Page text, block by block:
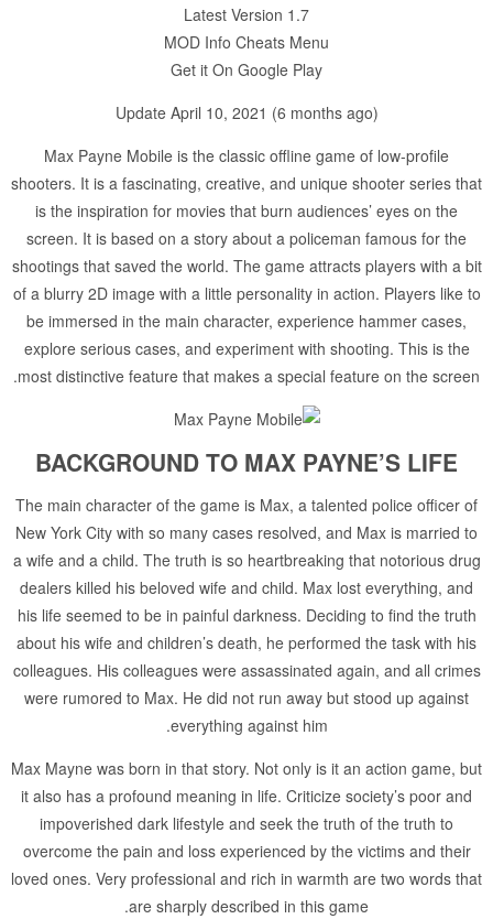
Latest Version 1.7
MOD Info Cheats Menu
Get it On Google Play
Update April 10, 2021 (6 months ago)
Max Payne Mobile is the classic offline game of low-profile
shooters. It is a fascinating, creative, and unique shooter series that
is the inspiration for movies that burn audiences’ eyes on the
screen. It is based on a story about a policeman famous for the
shootings that saved the world. The game attracts players with a bit
of a blurry 2D image with a little personality in action. Players like to
be immersed in the main character, experience hammer cases,
explore serious cases, and experiment with shooting. This is the
most distinctive feature that makes a special feature on the screen.
BACKGROUND TO MAX PAYNE’S LIFE
The main character of the game is Max, a talented police officer of
New York City with so many cases resolved, and Max is married to
a wife and a child. The truth is so heartbreaking that notorious drug
dealers killed his beloved wife and child. Max lost everything, and
his life seemed to be in painful darkness. Deciding to find the truth
about his wife and children’s death, he performed the task with his
colleagues. His colleagues were assassinated again, and all crimes
were rumored to Max. He did not run away but stood up against
everything against him.
Max Mayne was born in that story. Not only is it an action game, but
it also has a profound meaning in life. Criticize society’s poor and
impoverished dark lifestyle and seek the truth of the truth to
overcome the pain and loss experienced by the victims and their
loved ones. Very professional and rich in warmth are two words that
are sharply described in this game.